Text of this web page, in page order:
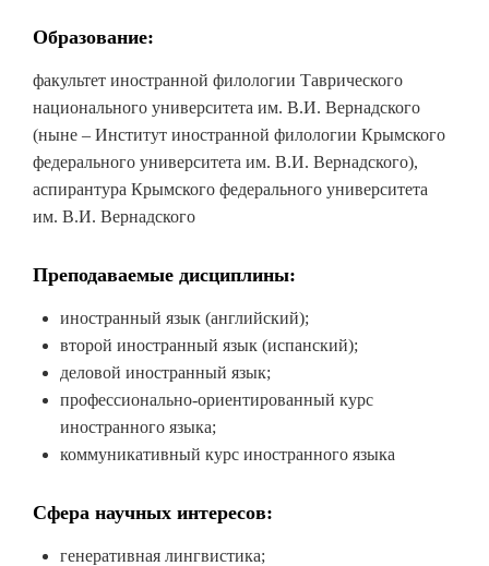
Образование:
факультет иностранной филологии Таврического
национального университета им. В.И. Вернадского
(ныне – Институт иностранной филологии Крымского
федерального университета им. В.И. Вернадского),
аспирантура Крымского федерального университета
им. В.И. Вернадского
Преподаваемые дисциплины:
иностранный язык (английский);
второй иностранный язык (испанский);
деловой иностранный язык;
профессионально-ориентированный курс
иностранного языка;
коммуникативный курс иностранного языка
Сфера научных интересов:
генеративная лингвистика;